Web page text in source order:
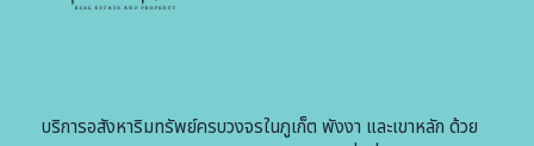
บริการอสังหาริมทรัพย์ครบวงจรในภูเก็ต พังงา และเขาหลัก ด้วย